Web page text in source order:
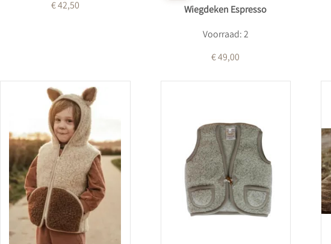
€ 42,50
Wiegdeken Espresso
Voorraad: 2
€ 49,00